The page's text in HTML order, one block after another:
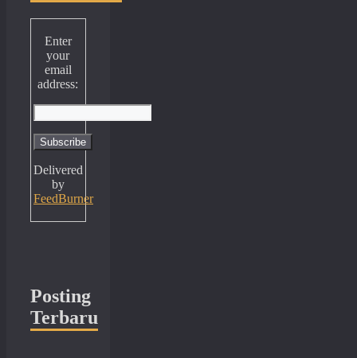
Enter
your
email
address:
Delivered
by
FeedBurner
Posting
Terbaru